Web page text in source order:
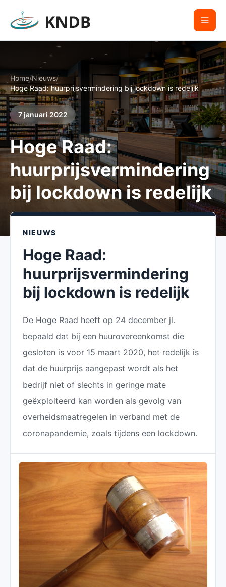
Home/Nieuws/
Hoge Raad: huurprijsvermindering bij lockdown is redelijk
7 januari 2022
Hoge Raad:
huurprijsvermindering
bij lockdown is redelijk
NIEUWS
Hoge Raad:
huurprijsvermindering
bij lockdown is redelijk
De Hoge Raad heeft op 24 december jl.
bepaald dat bij een huurovereenkomst die
gesloten is voor 15 maart 2020, het redelijk is
dat de huurprijs aangepast wordt als het
bedrijf niet of slechts in geringe mate
geëxploiteerd kan worden als gevolg van
overheidsmaatregelen in verband met de
coronapandemie, zoals tijdens een lockdown.